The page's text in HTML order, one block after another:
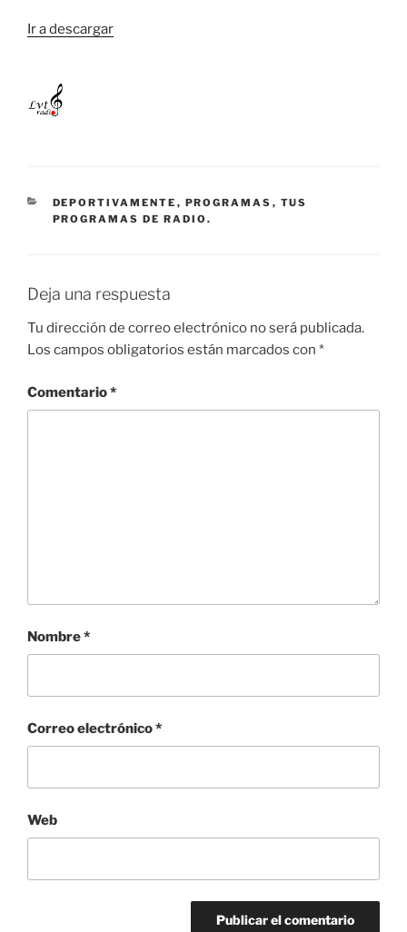
Ir a descargar
CATEGORÍAS
DEPORTIVAMENTE , PROGRAMAS , TUS
PROGRAMAS DE RADIO.
Deja una respuesta
Tu dirección de correo electrónico no será publicada.
Los campos obligatorios están marcados con *
Comentario*
Nombre*
Correo electrónico*
Web